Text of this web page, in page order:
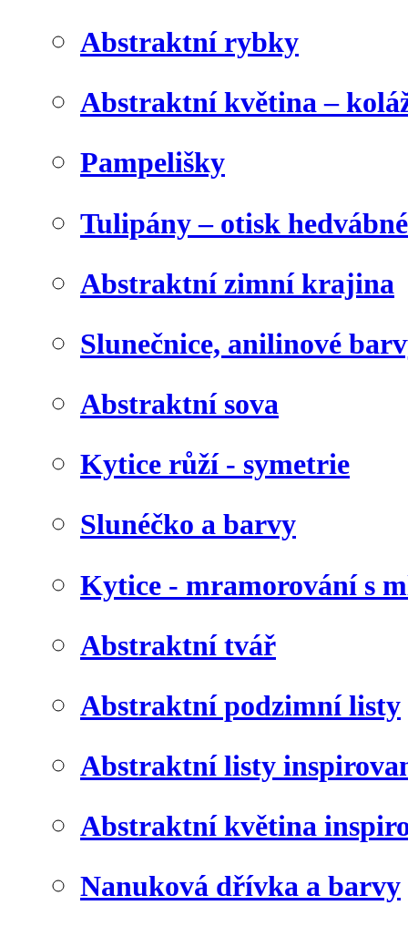
Abstraktní rybky
Abstraktní květina –
Pampelišky
Tulipány – otisk
Abstraktní zimní krajina
Slunečnice, anilinové
Abstraktní sova
Kytice růží - symetrie
Slunéčko a barvy
Kytice - mramorování s
Abstraktní tvář
Abstraktní podzimní listy
Abstraktní listy
Abstraktní květina
Nanuková dřívka a barvy